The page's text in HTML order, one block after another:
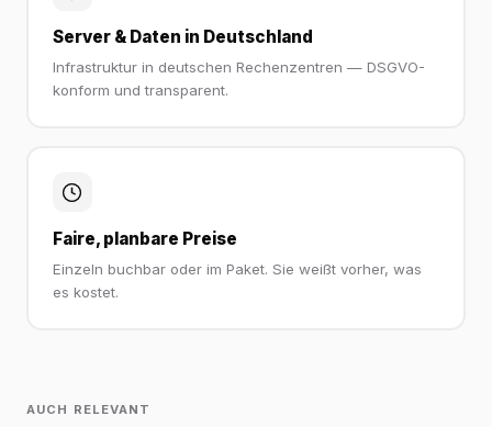
Server & Daten in Deutschland
Infrastruktur in deutschen Rechenzentren — DSGVO-
konform und transparent.
Faire, planbare Preise
Einzeln buchbar oder im Paket. Sie weißt vorher, was
es kostet.
AUCH RELEVANT